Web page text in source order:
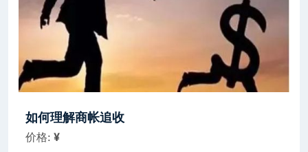
如何理解商帐追收
价格: ¥